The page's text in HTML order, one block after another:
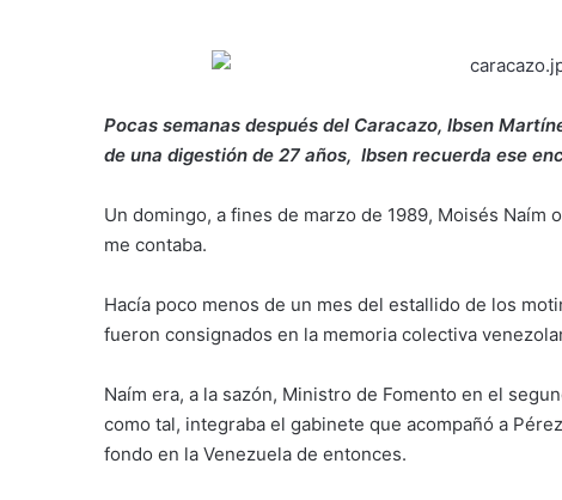
Pocas semanas después del Caracazo, Ibsen
de una digestión de 27 años, Ibsen recuerda ese
Un domingo, a fines de marzo de 1989, Moisés
me contaba.
Hacía poco menos de un mes del estallido de los
fueron consignados en la memoria colectiva
Naím era, a la sazón, Ministro de Fomento en el
como tal, integraba el gabinete que acompañó a
fondo en la Venezuela de entonces.